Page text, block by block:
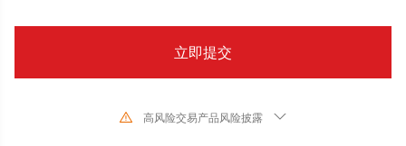
高风险交易产品风险披露